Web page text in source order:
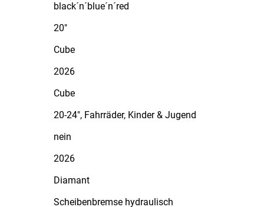
black´n´blue´n´red
20"
Cube
2026
Cube
20-24", Fahrräder, Kinder & Jugend
nein
2026
Diamant
Scheibenbremse hydraulisch